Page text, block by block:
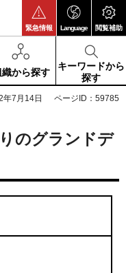
緊急情報 Language 閲覧補助
織から探す
キーワードから
探す
年7月14日 ページID：59785
のグランドデ